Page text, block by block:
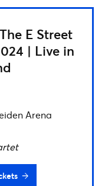
E Street
| Live in
Arena